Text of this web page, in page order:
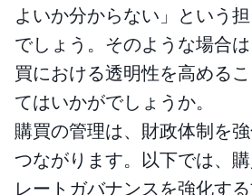
よいか分からない」という
でしょう。そのような場合
買における透明性を高める
てはいかがでしょうか。
購買の管理は、財政体制を
つながります。以下では、
レートガバナンスを強化す